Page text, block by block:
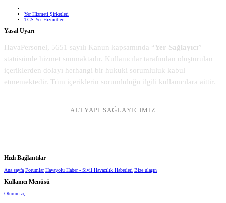
Yer Hizmeti Şirketleri
TGS Yer Hizmetleri
Yasal Uyarı
HavaPersonel, 5651 sayılı Kanun kapsamında “Yer Sağlayıcı”
statüsünde hizmet sunmaktadır. Kullanıcılar tarafından oluşturulan
içeriklerden dolayı herhangi bir hukuki sorumluluk kabul
etmemektedir. Tüm içeriklerin sorumluluğu ilgili kullanıcılara aittir.
ALTYAPI SAĞLAYICIMIZ
Hızlı Bağlantılar
Ana sayfa Forumlar Havayolu Haber - Sivil Havacılık Haberleri Bize ulaşın
Kullanıcı Menüsü
Oturum aç